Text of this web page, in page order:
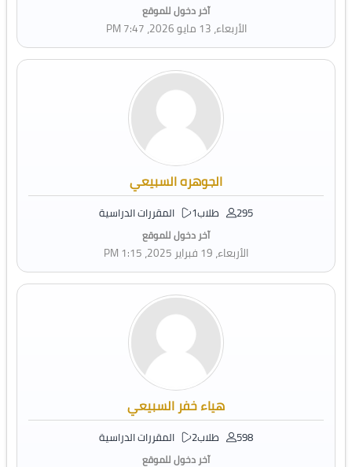
آخر دخول للموقع
الأربعاء، 13 مايو 2026، 7:47 PM
الجوهره السبيعي
295 طلاب 1 المقررات الدراسية
آخر دخول للموقع
الأربعاء، 19 فبراير 2025، 1:15 PM
هياء خفر السبيعي
598 طلاب 2 المقررات الدراسية
آخر دخول للموقع